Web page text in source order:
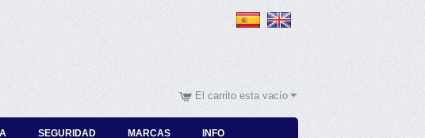
El carrito esta vacío
SEGURIDAD MARCAS INFO